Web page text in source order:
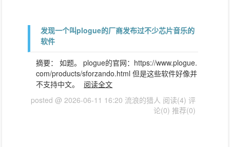
发现一个叫plogue的厂商发布过不少芯片音乐的
软件
摘要： 如题。 plogue的官网：https://www.plogue.
com/products/sforzando.html 但是这些软件好像并
不支持中文。
阅读全文
posted @ 2026-06-11 16:20 流浪的猎人 阅读(4) 评
论(0) 推荐(0)